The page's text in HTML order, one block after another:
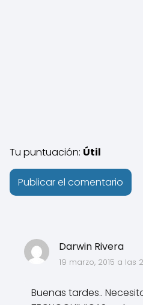
Darwin Rivera
19 marzo, 2015 a las
Buenas tardes..
Tu puntuación: Útil